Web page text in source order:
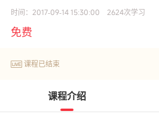
时间： 2017-09-14 15:30:00 2624次学习
免费
课程已结束
课程介绍